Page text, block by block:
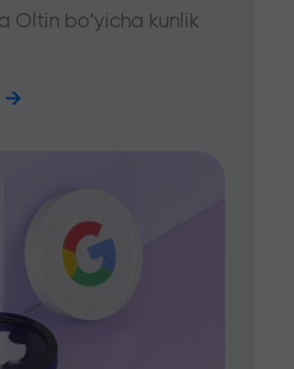
Oltin bo‘yicha kunlik